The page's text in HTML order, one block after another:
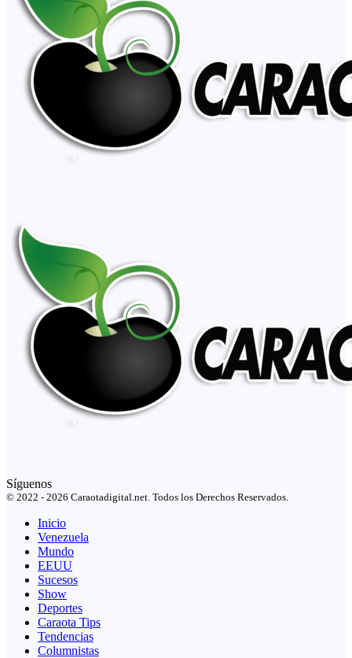
Síguenos
© 2022 - 2026 Caraotadigital.net. Todos los Derechos Reservados.
Inicio
Venezuela
Mundo
EEUU
Sucesos
Show
Deportes
Caraota Tips
Tendencias
Columnistas